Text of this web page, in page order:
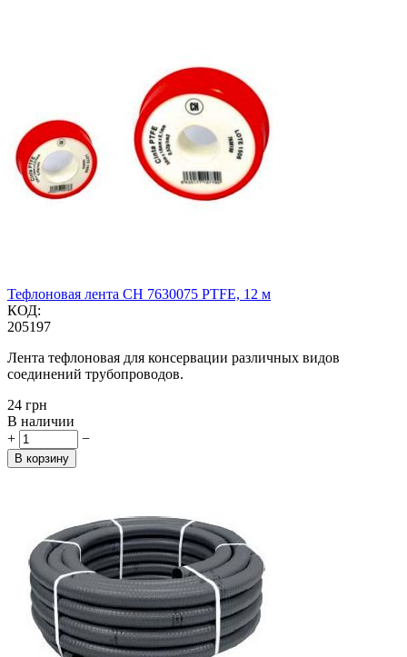
Тефлоновая лента CH 7630075 PTFE, 12 м
КОД:
205197
Лента тефлоновая для консервации различных видов
соединений трубопроводов.
‍24‍ грн
В наличии
+
−
В корзину